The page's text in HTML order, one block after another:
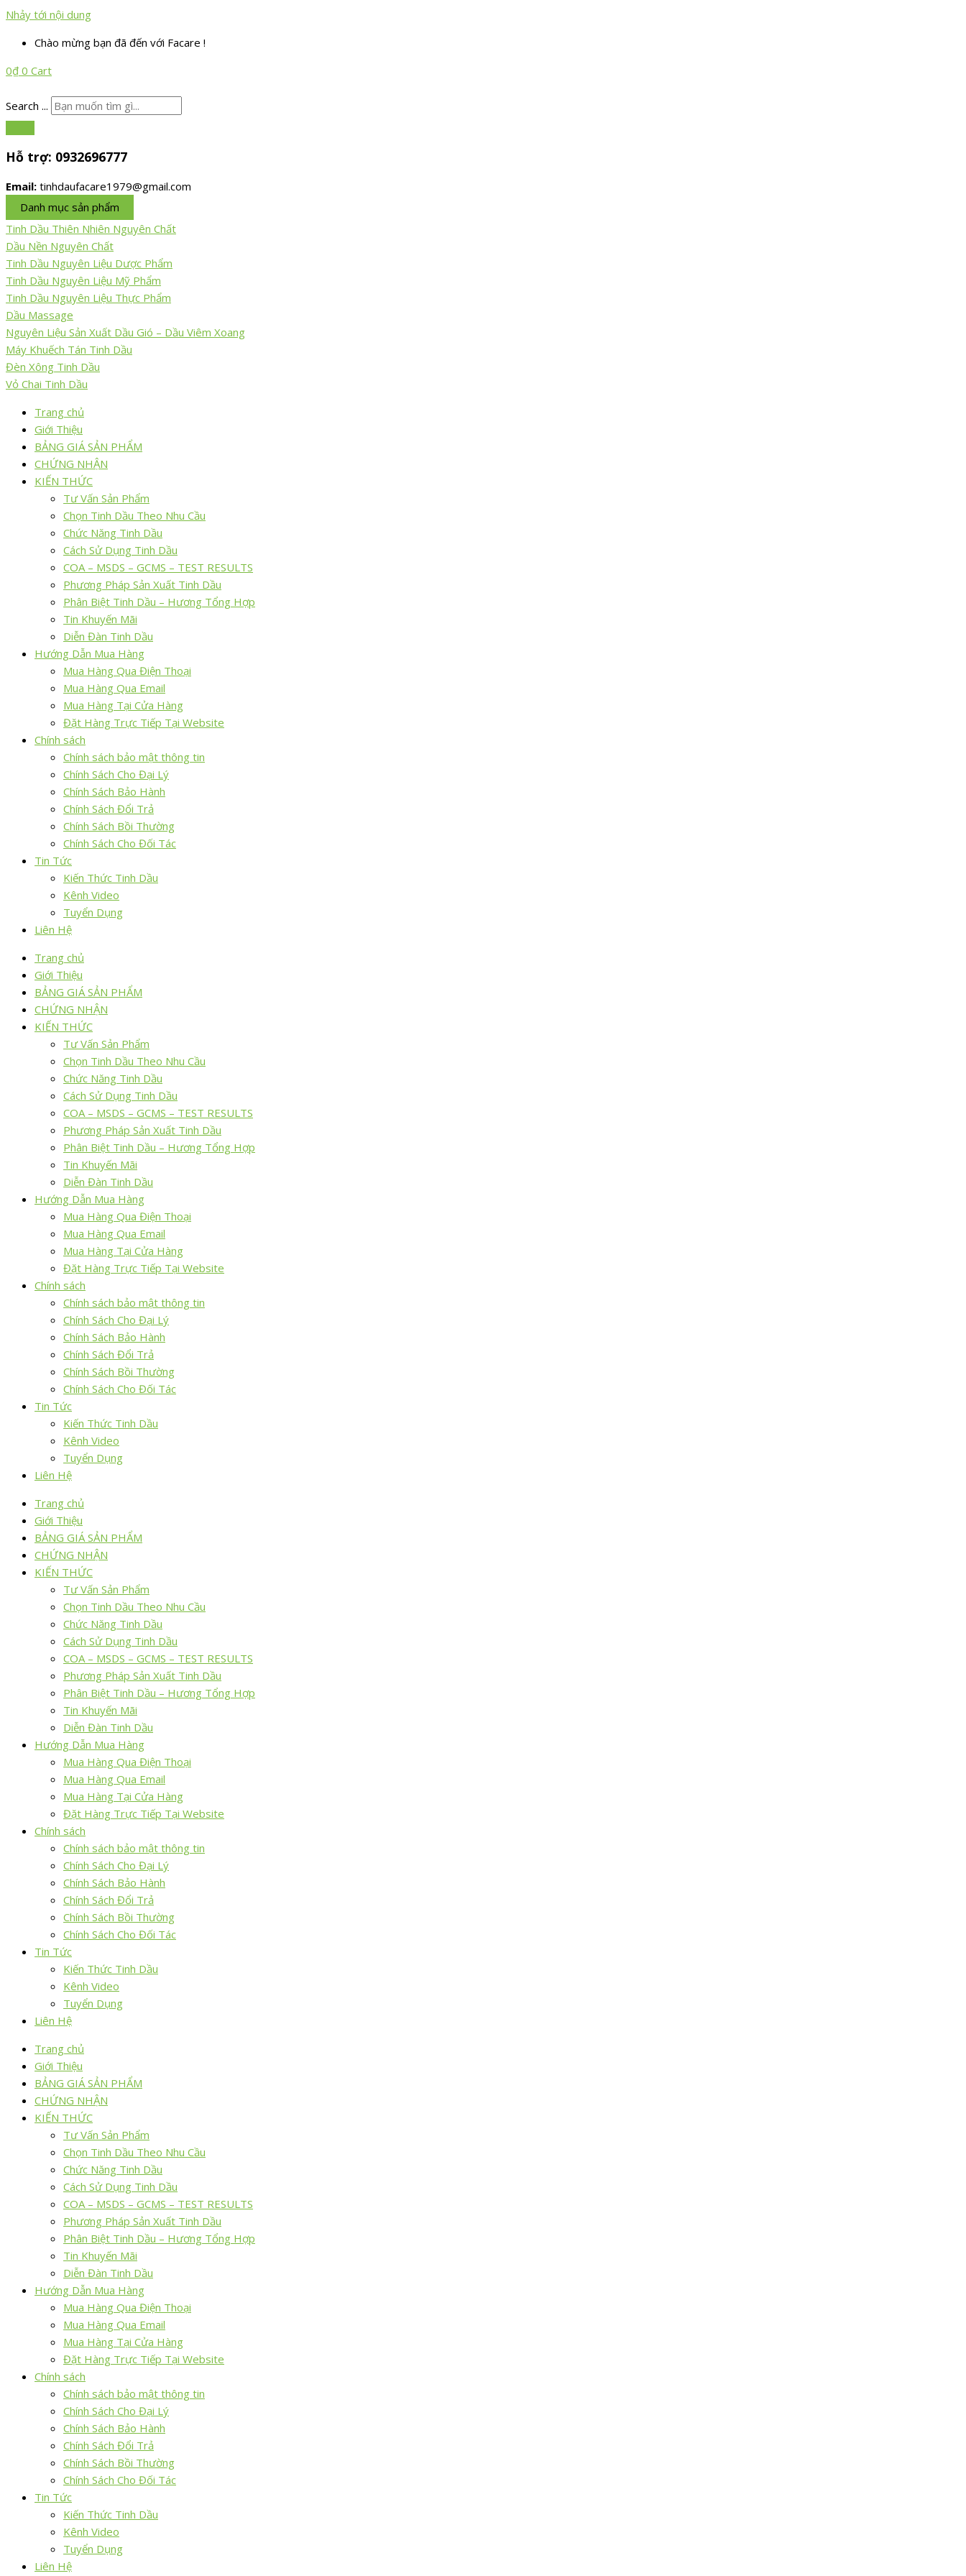
Nhảy tới nội dung
Chào mừng bạn đã đến với Facare !
0₫ 0 Cart
Search ...
Hỗ trợ: 0932696777
Email: tinhdaufacare1979@gmail.com
Danh mục sản phẩm
Tinh Dầu Thiên Nhiên Nguyên Chất
Dầu Nền Nguyên Chất
Tinh Dầu Nguyên Liệu Dược Phẩm
Tinh Dầu Nguyên Liệu Mỹ Phẩm
Tinh Dầu Nguyên Liệu Thực Phẩm
Dầu Massage
Nguyên Liệu Sản Xuất Dầu Gió – Dầu Viêm Xoang
Máy Khuếch Tán Tinh Dầu
Đèn Xông Tinh Dầu
Vỏ Chai Tinh Dầu
Trang chủ
Giới Thiệu
BẢNG GIÁ SẢN PHẨM
CHỨNG NHẬN
KIẾN THỨC
Tư Vấn Sản Phẩm
Chọn Tinh Dầu Theo Nhu Cầu
Chức Năng Tinh Dầu
Cách Sử Dụng Tinh Dầu
COA – MSDS – GCMS – TEST RESULTS
Phương Pháp Sản Xuất Tinh Dầu
Phân Biệt Tinh Dầu – Hương Tổng Hợp
Tin Khuyến Mãi
Diễn Đàn Tinh Dầu
Hướng Dẫn Mua Hàng
Mua Hàng Qua Điện Thoại
Mua Hàng Qua Email
Mua Hàng Tại Cửa Hàng
Đặt Hàng Trực Tiếp Tại Website
Chính sách
Chính sách bảo mật thông tin
Chính Sách Cho Đại Lý
Chính Sách Bảo Hành
Chính Sách Đổi Trả
Chính Sách Bồi Thường
Chính Sách Cho Đối Tác
Tin Tức
Kiến Thức Tinh Dầu
Kênh Video
Tuyển Dụng
Liên Hệ
Trang chủ
Giới Thiệu
BẢNG GIÁ SẢN PHẨM
CHỨNG NHẬN
KIẾN THỨC
Tư Vấn Sản Phẩm
Chọn Tinh Dầu Theo Nhu Cầu
Chức Năng Tinh Dầu
Cách Sử Dụng Tinh Dầu
COA – MSDS – GCMS – TEST RESULTS
Phương Pháp Sản Xuất Tinh Dầu
Phân Biệt Tinh Dầu – Hương Tổng Hợp
Tin Khuyến Mãi
Diễn Đàn Tinh Dầu
Hướng Dẫn Mua Hàng
Mua Hàng Qua Điện Thoại
Mua Hàng Qua Email
Mua Hàng Tại Cửa Hàng
Đặt Hàng Trực Tiếp Tại Website
Chính sách
Chính sách bảo mật thông tin
Chính Sách Cho Đại Lý
Chính Sách Bảo Hành
Chính Sách Đổi Trả
Chính Sách Bồi Thường
Chính Sách Cho Đối Tác
Tin Tức
Kiến Thức Tinh Dầu
Kênh Video
Tuyển Dụng
Liên Hệ
Trang chủ
Giới Thiệu
BẢNG GIÁ SẢN PHẨM
CHỨNG NHẬN
KIẾN THỨC
Tư Vấn Sản Phẩm
Chọn Tinh Dầu Theo Nhu Cầu
Chức Năng Tinh Dầu
Cách Sử Dụng Tinh Dầu
COA – MSDS – GCMS – TEST RESULTS
Phương Pháp Sản Xuất Tinh Dầu
Phân Biệt Tinh Dầu – Hương Tổng Hợp
Tin Khuyến Mãi
Diễn Đàn Tinh Dầu
Hướng Dẫn Mua Hàng
Mua Hàng Qua Điện Thoại
Mua Hàng Qua Email
Mua Hàng Tại Cửa Hàng
Đặt Hàng Trực Tiếp Tại Website
Chính sách
Chính sách bảo mật thông tin
Chính Sách Cho Đại Lý
Chính Sách Bảo Hành
Chính Sách Đổi Trả
Chính Sách Bồi Thường
Chính Sách Cho Đối Tác
Tin Tức
Kiến Thức Tinh Dầu
Kênh Video
Tuyển Dụng
Liên Hệ
Trang chủ
Giới Thiệu
BẢNG GIÁ SẢN PHẨM
CHỨNG NHẬN
KIẾN THỨC
Tư Vấn Sản Phẩm
Chọn Tinh Dầu Theo Nhu Cầu
Chức Năng Tinh Dầu
Cách Sử Dụng Tinh Dầu
COA – MSDS – GCMS – TEST RESULTS
Phương Pháp Sản Xuất Tinh Dầu
Phân Biệt Tinh Dầu – Hương Tổng Hợp
Tin Khuyến Mãi
Diễn Đàn Tinh Dầu
Hướng Dẫn Mua Hàng
Mua Hàng Qua Điện Thoại
Mua Hàng Qua Email
Mua Hàng Tại Cửa Hàng
Đặt Hàng Trực Tiếp Tại Website
Chính sách
Chính sách bảo mật thông tin
Chính Sách Cho Đại Lý
Chính Sách Bảo Hành
Chính Sách Đổi Trả
Chính Sách Bồi Thường
Chính Sách Cho Đối Tác
Tin Tức
Kiến Thức Tinh Dầu
Kênh Video
Tuyển Dụng
Liên Hệ